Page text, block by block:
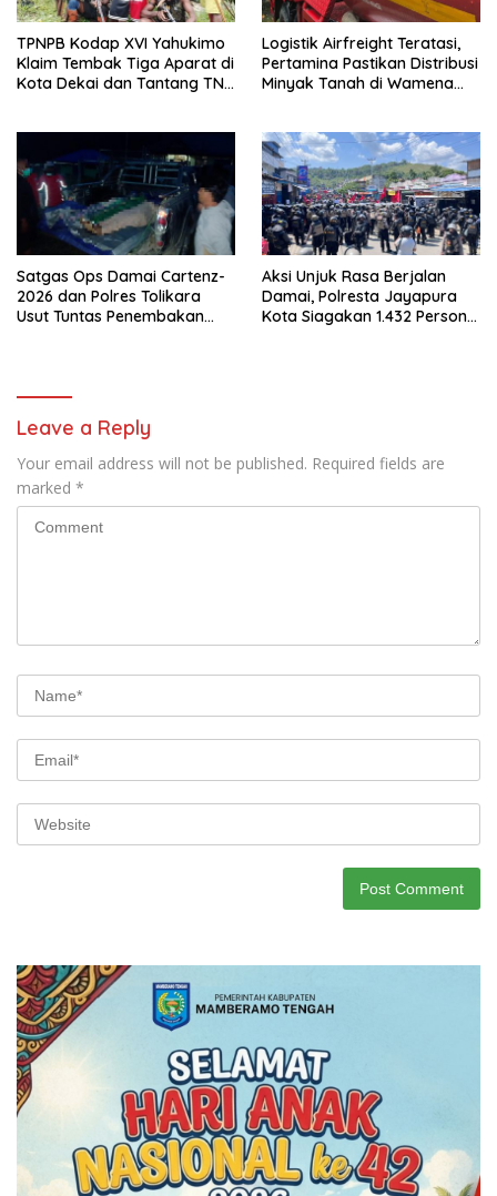
TPNPB Kodap XVI Yahukimo
Klaim Tembak Tiga Aparat di
Kota Dekai dan Tantang TNI-
Logistik Airfreight Teratasi,
Pertamina Pastikan Distribusi
Minyak Tanah di Wamena
Satgas Ops Damai Cartenz-
2026 dan Polres Tolikara
Usut Tuntas Penembakan
Aksi Unjuk Rasa Berjalan
Damai, Polresta Jayapura
Kota Siagakan 1.432 Personel
Leave a Reply
Your email address will not be published. Required fields are
marked *